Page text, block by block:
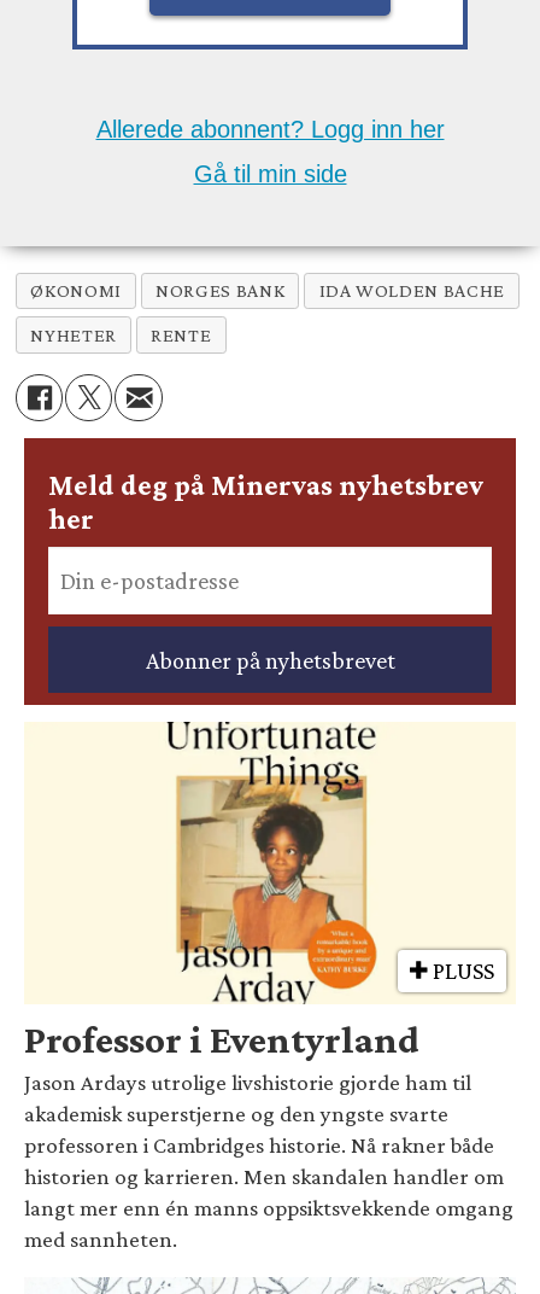
Allerede abonnent? Logg inn her
Gå til min side
ØKONOMI NORGES BANK IDA WOLDEN BACHE
NYHETER RENTE
Meld deg på Minervas nyhetsbrev
her
PLUSS
Professor i Eventyrland
Jason Ardays utrolige livshistorie gjorde ham til
akademisk superstjerne og den yngste svarte
professoren i Cambridges historie. Nå rakner både
historien og karrieren. Men skandalen handler om
langt mer enn én manns oppsiktsvekkende omgang
med sannheten.